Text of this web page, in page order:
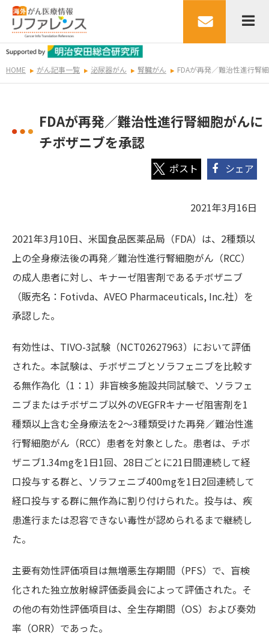
HOME がん記事一覧 泌尿器がん 腎臓がん FDAが再発／難治性進行腎
FDAが再発／難治性進行腎細胞がんに
チボザニブを承認
シェア
2021年3月16日
2021年3月10日、米国食品医薬品局（FDA）は、2種類以
上の全身療法後の再発／難治性進行腎細胞がん（RCC）
の成人患者に対し、キナーゼ阻害剤であるチボザニブ
（販売名：Fotivda、AVEO Pharmaceuticals, Inc.社）を
承認した。
有効性は、TIVO-3試験（NCT02627963）において評価
された。本試験は、チボザニブとソラフェニブを比較す
る無作為化（1：1）非盲検多施設共同試験で、ソラフェ
ニブまたはチボザニブ以外のVEGFRキナーゼ阻害剤を1
種類以上含む全身療法を2～3種類受けた再発／難治性進
行腎細胞がん（RCC）患者を対象とした。患者は、チボ
ザニブ1.34mgを1日1回、28日ごとに21日間連続して経
口投与する群と、ソラフェニブ400mgを1日2回連続して
経口投与する群に無作為に割り付けられた。投与は、疾
患進行または忍容できない毒性が認められるまで継続し
た。
主要有効性評価項目は無増悪生存期間（PFS）で、盲検
化された独立放射線評価委員会によって評価された。そ
の他の有効性評価項目は、全生存期間（OS）および奏効
率（ORR）であった。